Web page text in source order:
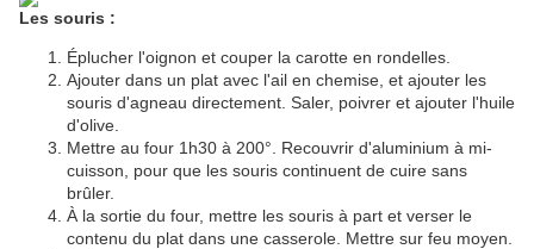
Les souris :
Éplucher l'oignon et couper la carotte en rondelles.
Ajouter dans un plat avec l'ail en chemise, et ajouter les
souris d'agneau directement. Saler, poivrer et ajouter l'huile
d'olive.
Mettre au four 1h30 à 200°. Recouvrir d'aluminium à mi-
cuisson, pour que les souris continuent de cuire sans
brûler.
À la sortie du four, mettre les souris à part et verser le
contenu du plat dans une casserole. Mettre sur feu moyen.